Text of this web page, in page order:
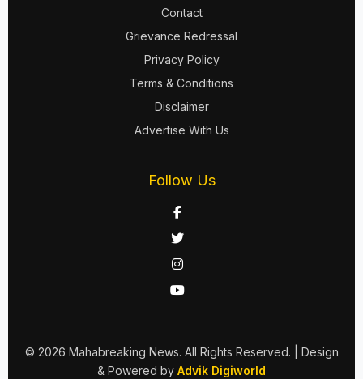
Contact
Grievance Redressal
Privacy Policy
Terms & Conditions
Disclaimer
Advertise With Us
Follow Us
© 2026 Mahabreaking News. All Rights Reserved.
| Design
& Powered by Advik Digiworld